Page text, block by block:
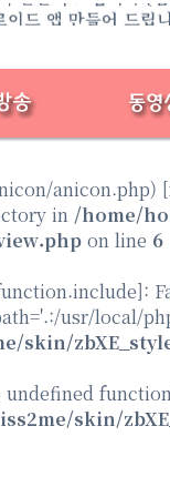
만들어 드립니다.{
anicon.php) [
in /home/
on line 6
]:
usr/local/
skin/
undefined
skin/